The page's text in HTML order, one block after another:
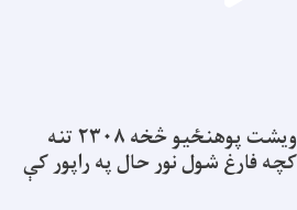
د کابل پوهنتون له ۲۲ ویشت پوهنځیو څخه ۲۳۰۸ تنه
فارغ شول نور حال په راپور کې